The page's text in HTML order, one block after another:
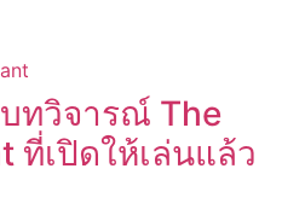
ทวิจารณ์ The
ที่เปิดให้เล่นแล้ว